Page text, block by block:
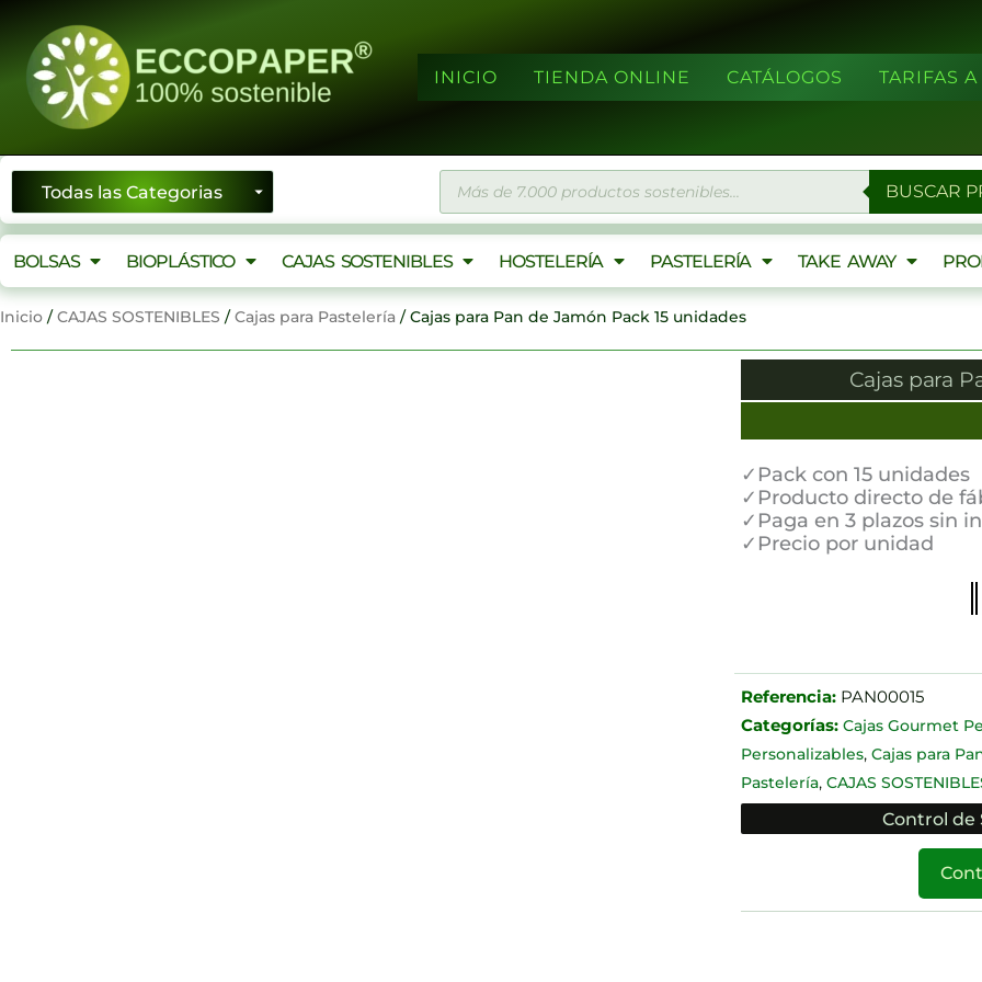
contenido
INICIO TIENDA ONLINE CATÁLOGOS TARIFAS
de
productos
BUSCAR
BOLSAS BIOPLÁSTICO CAJAS SOSTENIBLES HOSTELERÍA PASTELERÍA TAKE AWAY
Inicio /CAJAS SOSTENIBLES /Cajas para Pastelería / Cajas para Pan de Jamón Pack 15 unidades
Cajas para
✓Pack con 15 unidades
✓Producto directo de
✓Paga en 3 plazos sin
✓Precio por unidad
Referencia: PAN00015
Categorías: Cajas Gourmet
Personalizables, Cajas para
Pastelería, CAJAS
Control de